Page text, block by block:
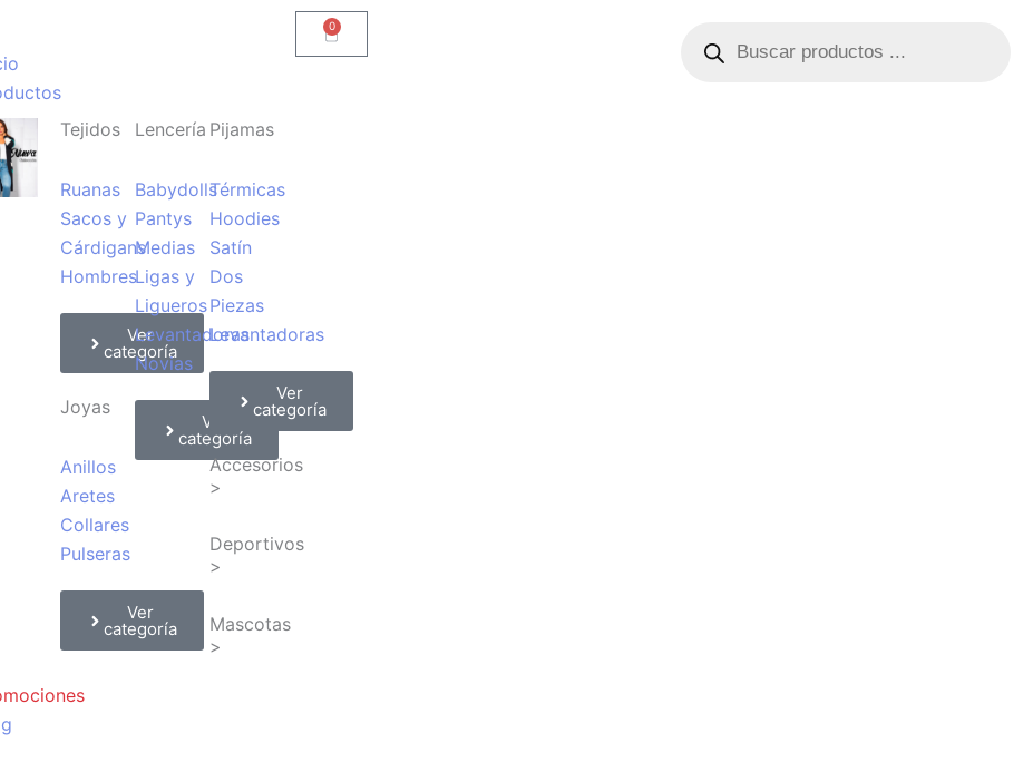
Tejidos
Ruanas
Sacos y
Cárdigans
Hombres
Ver
categoría
Joyas
Anillos
Aretes
Collares
Pulseras
Ver
categoría
Lencería
Babydolls
Pantys
Medias
Ligas y
Ligueros
Levantadoras
Novias
Ver
categoría
Pijamas
Térmicas
Hoodies
Satín
Dos
Piezas
Levantadoras
Ver
categoría
Accesorios
>
Deportivos
>
Mascotas
>
0
Carrito
productos